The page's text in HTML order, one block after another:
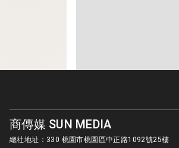
商傳媒 SUN MEDIA
總社地址：330 桃園市桃園區中正路1092號25樓